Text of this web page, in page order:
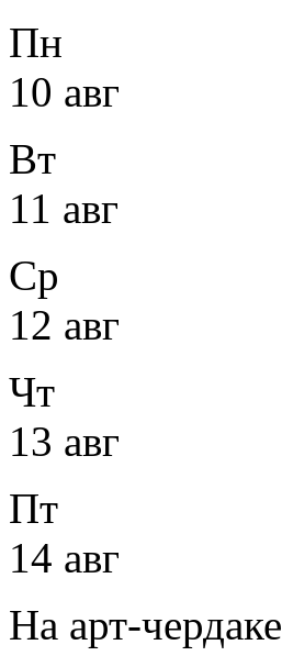
Пн
10 авг
Вт
11 авг
Ср
12 авг
Чт
13 авг
Пт
14 авг
На арт-чердаке